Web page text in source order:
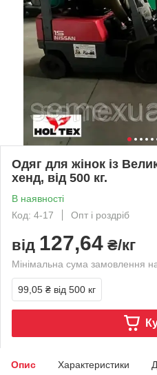
Одяг для жінок із
хенд, від 500 кг.
В наявності
Код: 4-17
Опт і роздріб
від 127,64 ₴/кг
Мінімальна сума замовлення
99,05 ₴ від 500 кг
Опис Характеристики